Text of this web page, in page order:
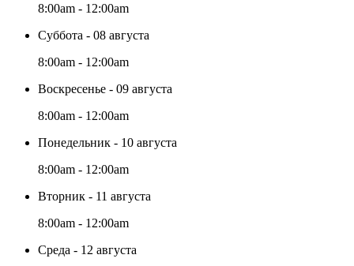
8:00am - 12:00am
Суббота - 08 августа
8:00am - 12:00am
Воскресенье - 09 августа
8:00am - 12:00am
Понедельник - 10 августа
8:00am - 12:00am
Вторник - 11 августа
8:00am - 12:00am
Среда - 12 августа